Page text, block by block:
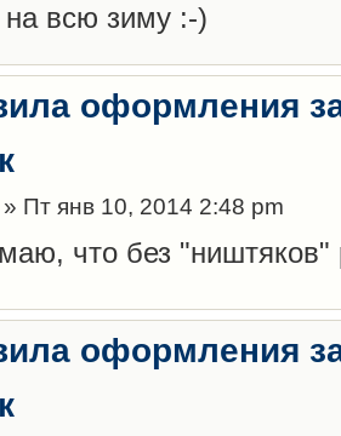
на всю зиму :-)
оформления
» Пт янв 10, 2014 2:48 pm
что без "ништяков"
оформления